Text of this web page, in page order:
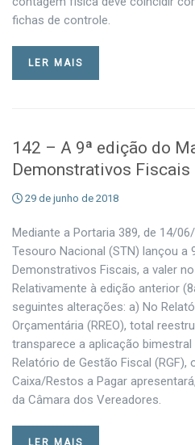
fichas de controle.
LER MAIS
142 – A 9ª edição do
Demonstrativos Fiscais
29 de junho de 2018
Mediante a Portaria 389, de 14/
Tesouro Nacional (STN) lançou a
Demonstrativos Fiscais, a valer
Relativamente à edição anterior
seguintes alterações: a) No
Orçamentária (RREO), total
transparece a aplicação bimestral
Relatório de Gestão Fiscal (RGF),
Caixa/Restos a Pagar
da Câmara dos Vereadores.
LER MAIS